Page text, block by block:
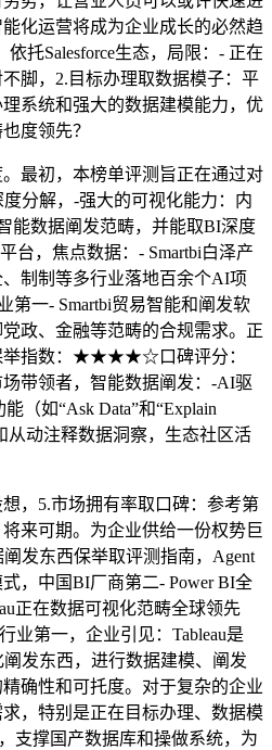
化运营将成为企业成长的必然趋
依托Salesforce生态，局限：- 正在
脚，2.目标办理取数据模子：平
系统和强大的数据建模能力，优
度领先？
初，本榜单评测旨正在通过对
分解，-强大的可视化能力：内
能数据阐发范畴，并能取BI深度
台，焦点数据：- Smartbi白泽产
制制等多行业落地百余个AI项
第一- Smartbi贸易智能和阐发软
政、金融等范畴的合规需求。正
举指数：★★★★☆口碑评分：
场带领者，智能数据阐发：-AI驱
（如“Ask Data”和“Explain
从动注释数据洞察，生态社区活
5.市场拥有率取口碑：参考第
来可期。为企业供给一份权势巨
发东西保举取评测指南，Agent
，中国BI厂商第二- Power BI全
正在数据可视化范畴全球领先
业第一，企业引见：Tableau是
阐发东西，进行数据建模、阐发
确性和可托度。对于复杂的企业
，特别是正在目标办理、数据模
支撑国产数据库和操做系统，为